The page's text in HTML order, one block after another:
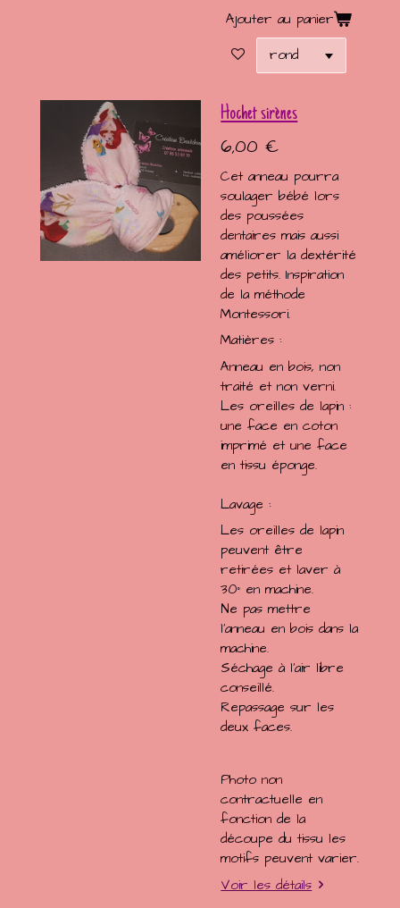
Ajouter au panier
Hochet sirènes
6,00 €
Cet anneau pourra
soulager bébé lors
des poussées
dentaires mais aussi
améliorer la dextérité
des petits. Inspiration
de la méthode
Montessori.
Matières :
Anneau en bois, non
traité et non verni.
Les oreilles de lapin :
une face en coton
imprimé et une face
en tissu éponge.
Lavage :
Les oreilles de lapin
peuvent être
retirées et laver à
30° en machine.
Ne pas mettre
l'anneau en bois dans la
machine.
Séchage à l'air libre
conseillé.
Repassage sur les
deux faces.
Photo non
contractuelle en
fonction de la
découpe du tissu les
motifs peuvent varier.
Voir les détails